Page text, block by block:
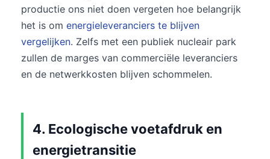
productie ons niet doen vergeten hoe belangrijk
het is om energieleveranciers te blijven
vergelijken. Zelfs met een publiek nucleair park
zullen de marges van commerciële leveranciers
en de netwerkkosten blijven schommelen.
4. Ecologische voetafdruk en
energietransitie